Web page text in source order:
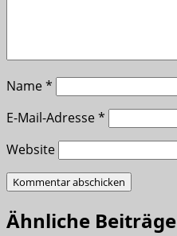
Name*
E-Mail-Adresse*
Website
Ähnliche Beiträge